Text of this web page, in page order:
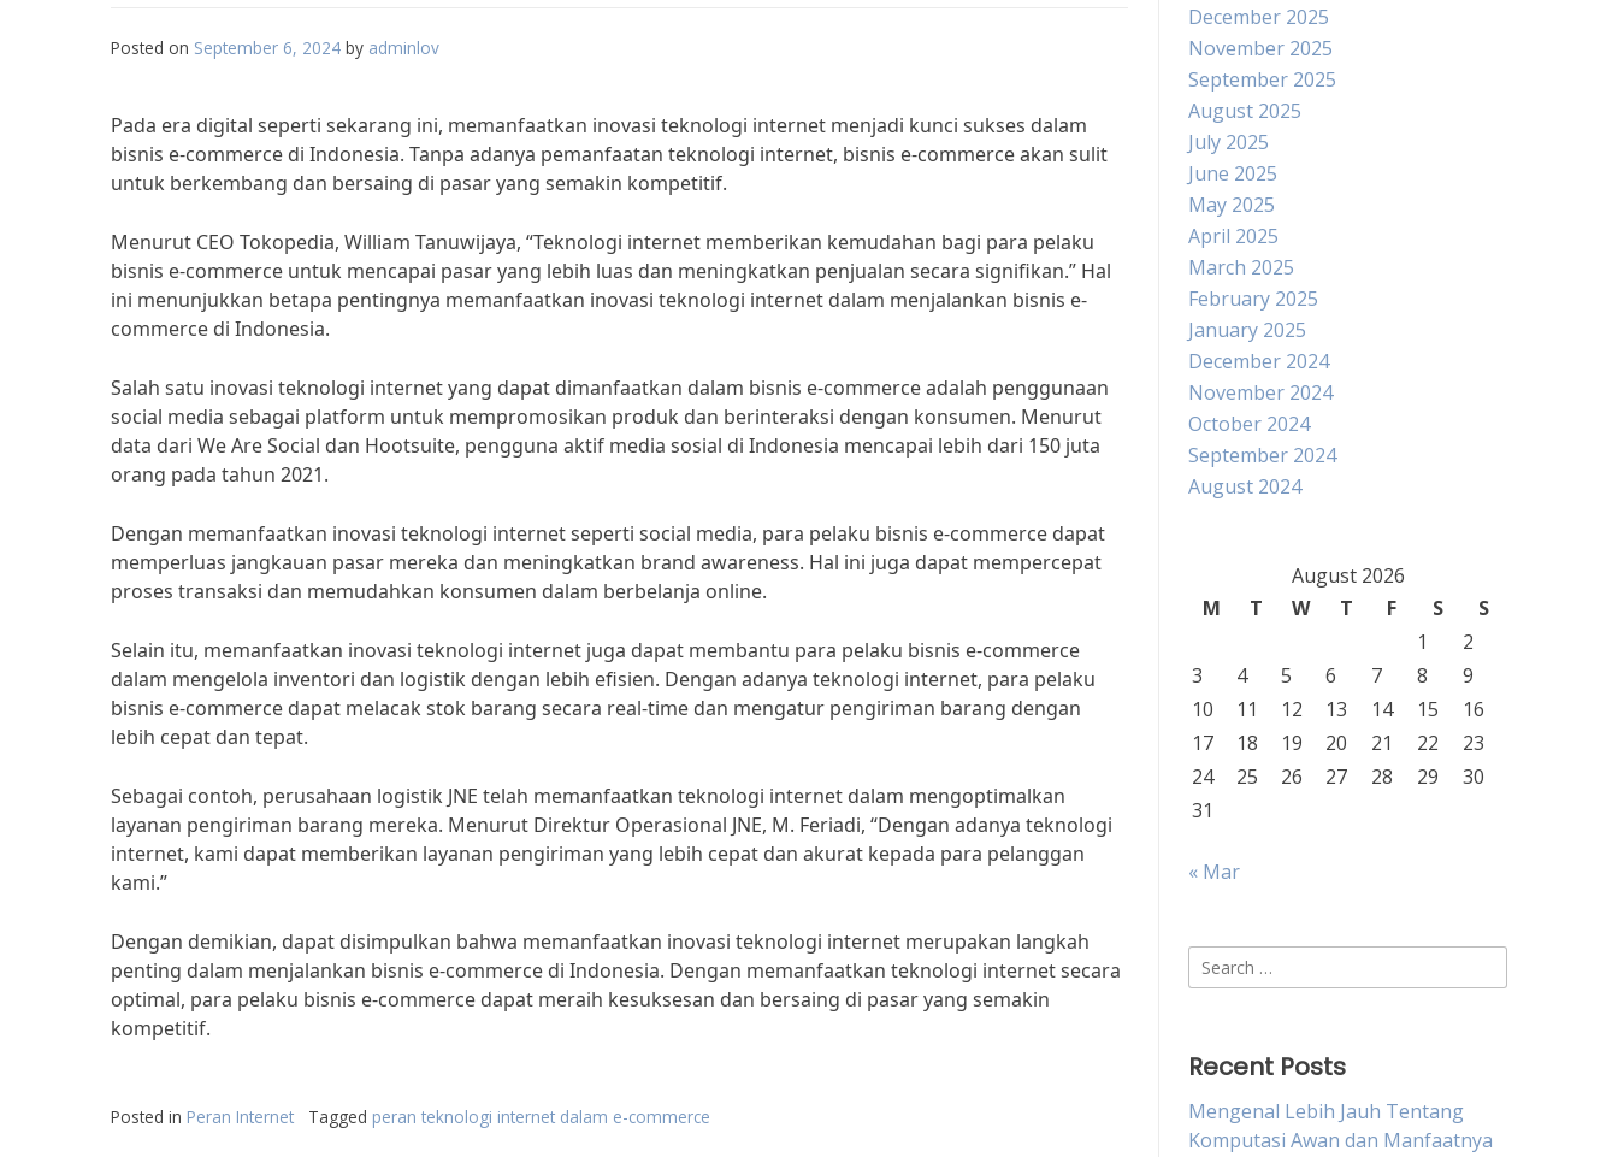
Posted on September 6, 2024 by adminlov
Pada era digital seperti sekarang ini, memanfaatkan inovasi teknologi internet menjadi kunci sukses dalam
bisnis e-commerce di Indonesia. Tanpa adanya pemanfaatan teknologi internet, bisnis e-commerce akan sulit
untuk berkembang dan bersaing di pasar yang semakin kompetitif.
Menurut CEO Tokopedia, William Tanuwijaya, “Teknologi internet memberikan kemudahan bagi para pelaku
bisnis e-commerce untuk mencapai pasar yang lebih luas dan meningkatkan penjualan secara signifikan.” Hal
ini menunjukkan betapa pentingnya memanfaatkan inovasi teknologi internet dalam menjalankan bisnis e-
commerce di Indonesia.
Salah satu inovasi teknologi internet yang dapat dimanfaatkan dalam bisnis e-commerce adalah penggunaan
social media sebagai platform untuk mempromosikan produk dan berinteraksi dengan konsumen. Menurut
data dari We Are Social dan Hootsuite, pengguna aktif media sosial di Indonesia mencapai lebih dari 150 juta
orang pada tahun 2021.
Dengan memanfaatkan inovasi teknologi internet seperti social media, para pelaku bisnis e-commerce dapat
memperluas jangkauan pasar mereka dan meningkatkan brand awareness. Hal ini juga dapat mempercepat
proses transaksi dan memudahkan konsumen dalam berbelanja online.
Selain itu, memanfaatkan inovasi teknologi internet juga dapat membantu para pelaku bisnis e-commerce
dalam mengelola inventori dan logistik dengan lebih efisien. Dengan adanya teknologi internet, para pelaku
bisnis e-commerce dapat melacak stok barang secara real-time dan mengatur pengiriman barang dengan
lebih cepat dan tepat.
Sebagai contoh, perusahaan logistik JNE telah memanfaatkan teknologi internet dalam mengoptimalkan
layanan pengiriman barang mereka. Menurut Direktur Operasional JNE, M. Feriadi, “Dengan adanya teknologi
internet, kami dapat memberikan layanan pengiriman yang lebih cepat dan akurat kepada para pelanggan
kami.”
Dengan demikian, dapat disimpulkan bahwa memanfaatkan inovasi teknologi internet merupakan langkah
penting dalam menjalankan bisnis e-commerce di Indonesia. Dengan memanfaatkan teknologi internet secara
optimal, para pelaku bisnis e-commerce dapat meraih kesuksesan dan bersaing di pasar yang semakin
kompetitif.
Posted in Peran Internet Tagged peran teknologi internet dalam e-commerce
December 2025
November 2025
September 2025
August 2025
July 2025
June 2025
May 2025
April 2025
March 2025
February 2025
January 2025
December 2024
November 2024
October 2024
September 2024
August 2024
August 2026
M
T W T F S
S
1
2
3
4 5 6 7 8
9
10
11 12 13 14 15
16
17
18 19 20 21 22
23
24
25 26 27 28 29
30
31
« Mar
Search
for:
Recent Posts
Mengenal Lebih Jauh Tentang
Komputasi Awan dan Manfaatnya